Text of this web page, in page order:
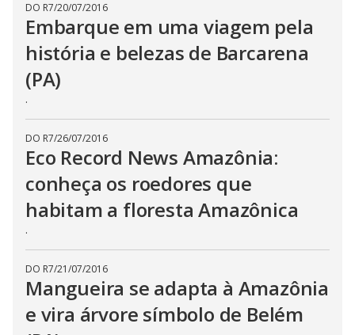
DO R7/20/07/2016
Embarque em uma viagem pela
história e belezas de Barcarena
(PA)
.
DO R7/26/07/2016
Eco Record News Amazônia:
conheça os roedores que
habitam a floresta Amazônica
.
DO R7/21/07/2016
Mangueira se adapta à Amazônia
e vira árvore símbolo de Belém